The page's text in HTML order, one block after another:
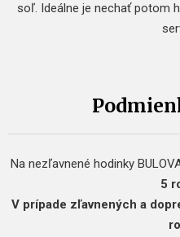
soľ. Ideálne je nechať potom
Na nezľavnené hodinky
5
V prípade zľavnených a